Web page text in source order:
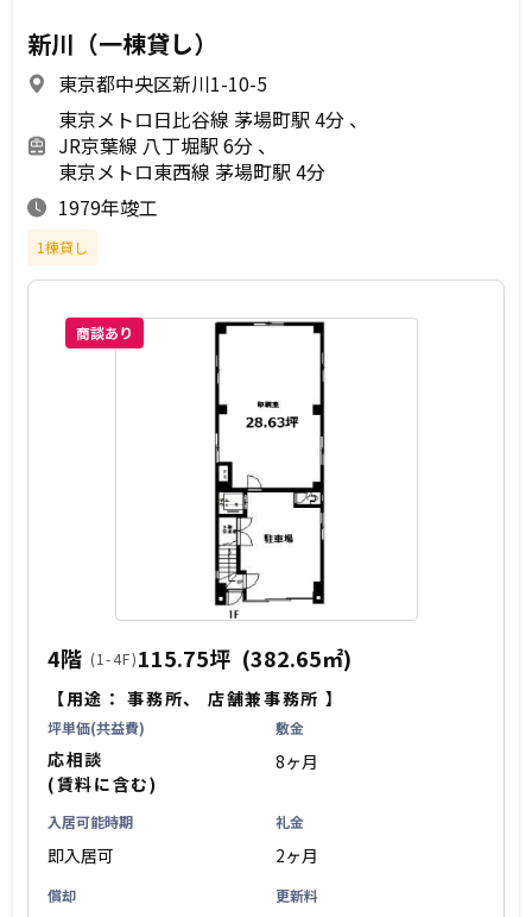
新川（一棟貸し）
東京都中央区新川1-10-5
東京メトロ日比谷線 茅場町駅 4分
JR京葉線 八丁堀駅 6分
東京メトロ東西線 茅場町駅 4分
1979年竣工
1棟貸し
商談あり
4階 (1-4F)115.75坪 (382.65㎡)
【用途：事務所、 店舗兼事務所 】
坪単価(共益費)
応相談
(賃料に含む)
敷金
8ヶ月
入居可能時期
即入居可
礼金
2ヶ月
償却 更新料